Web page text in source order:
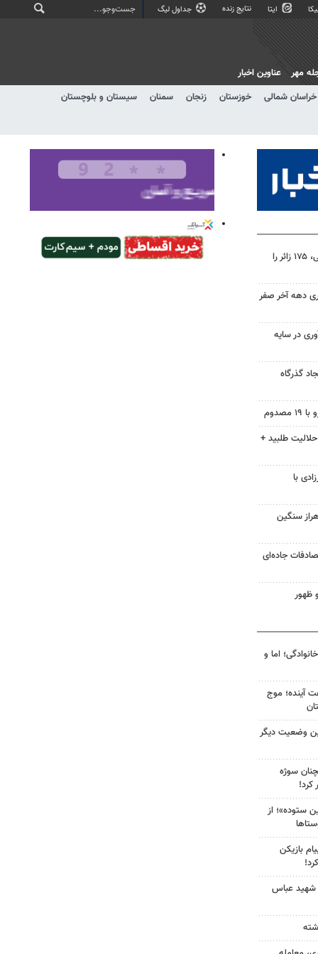
ایتا نتایج زنده جداول لیگ
خراسان شمالی خوزستان زنجان سمنان
سیستان و بلوچستان
مهر عناوین اخبار
۸۲۵ میلیون تومان کمک مردمی، ۱۷۵ زائر را
دهه آخر صفر
ارزآوری در سایه
گذرگاه
طلبید +
با
سنگین
تصادفات جاده‌ای
ظهور
اما و
کشور در ۷۲ ساعت آینده؛ موج
وضعیت دیگر
سوژه
کرد!
ستوده»؛ از
بازیکن
شهید عباس